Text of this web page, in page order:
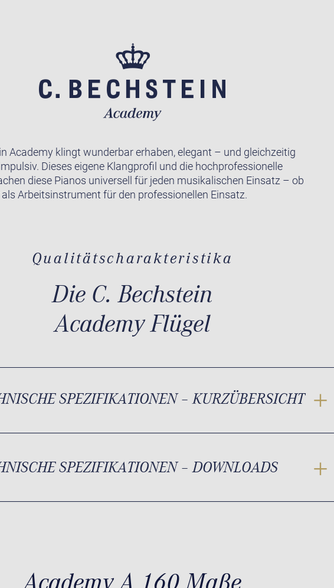
Academy klingt wunderbar erhaben, elegant – und gleichzeitig
Dieses eigene Klangprofil und die hochprofessionelle
diese Pianos universell für jeden musikalischen Einsatz – ob
Arbeitsinstrument für den professionellen Einsatz.
Qualitätscharakteristika
Die C. Bechstein
Academy Flügel
SPEZIFIKATIONEN – KURZÜBERSICHT
SPEZIFIKATIONEN – DOWNLOADS
Academy A 160 Maße